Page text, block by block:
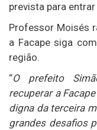
prevista para
Professor Moisés
a Facape siga
região.
“O prefeito
recuperar a
digna da terceira
grandes desafios